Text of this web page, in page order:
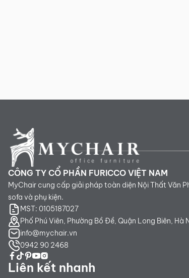
CÔNG TY CỔ PHẦN FURICCO VIỆT NAM
MyChair cung cấp giải pháp toàn diện Nội Thất Văn
sofa và phụ kiện.
MST: 0105187027
Phố Phú Viên, Phường Bồ Đề, Quận Long Biên, Hà
info@mychair.vn
0942 90 2468
Liên kết nhanh